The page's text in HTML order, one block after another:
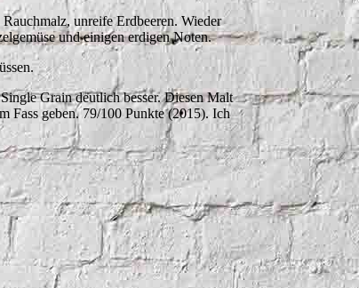
unreife Erdbeeren. Wieder
und einigen erdigen Noten.
Grain deutlich besser. Diesen Malt
Fass geben. 79/100 Punkte (2015). Ich